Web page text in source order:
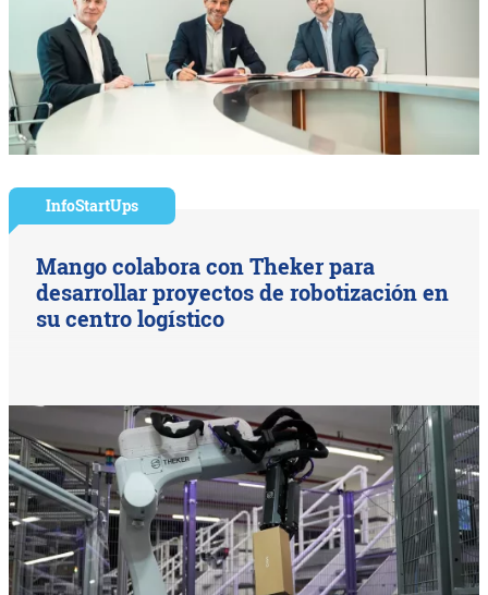
InfoStartUps
Mango colabora con Theker para
desarrollar proyectos de robotización en
su centro logístico